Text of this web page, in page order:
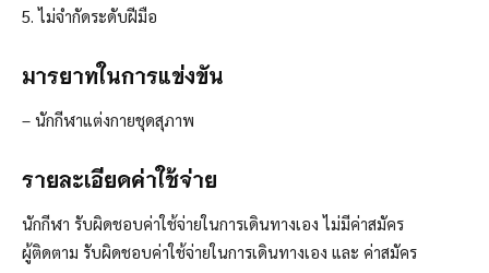
5. ไม่จำกัดระดับฝีมือ
มารยาทในการแข่งขัน
– นักกีฬาแต่งกายชุดสุภาพ
รายละเอียดค่าใช้จ่าย
นักกีฬา รับผิดชอบค่าใช้จ่ายในการเดินทางเอง ไม่มีค่าสมัคร
ผู้ติดตาม รับผิดชอบค่าใช้จ่ายในการเดินทางเอง และ ค่าสมัคร